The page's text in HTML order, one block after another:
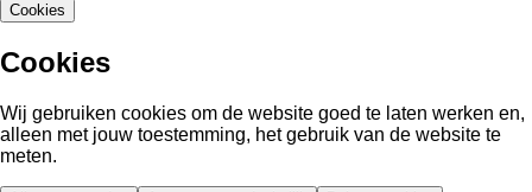
Cookies
Cookies
Wij gebruiken cookies om de website goed te laten werken en,
alleen met jouw toestemming, het gebruik van de website te
meten.